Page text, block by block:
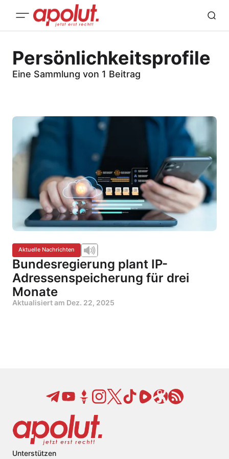
Persönlichkeitsprofile
Eine Sammlung von 1 Beitrag
Aktuelle Nachrichten
Bundesregierung plant IP-
Adressenspeicherung für drei
Monate
Aktualisiert am Dez. 22, 2025
Unterstützen